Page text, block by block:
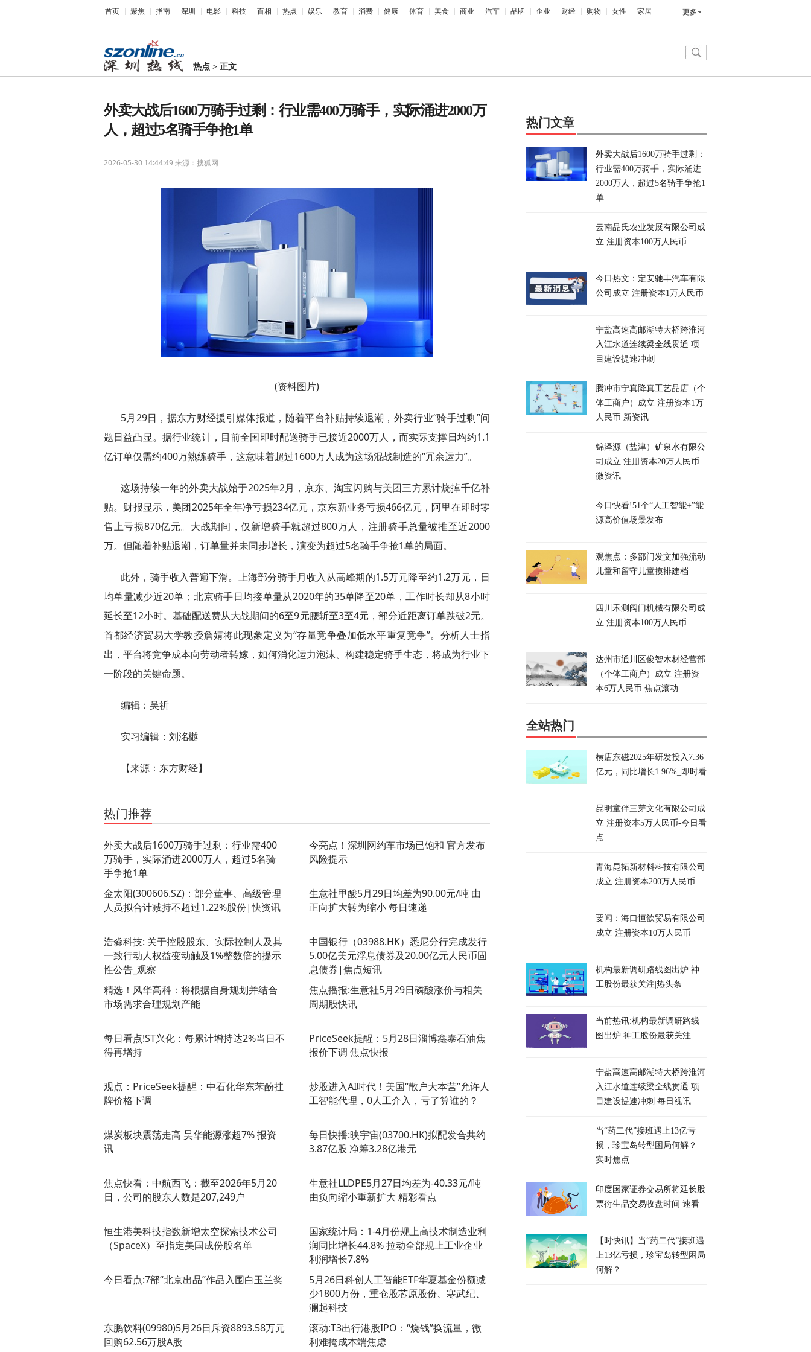
首页 聚焦 指南 深圳 电影 科技 百相 热点 娱乐 教育 消费 健康 体育 美食 商业 汽车 品牌 企业 财经 购物 女性 家居 更多
热点 >正文
外卖大战后1600万骑手过剩：行业需400万骑手，实际涌进2000万
人，超过5名骑手争抢1单
2026-05-30 14:44:49 来源：搜狐网
(资料图片)
5月29日，据东方财经援引媒体报道，随着平台补贴持续退潮，外卖行业“骑手过剩”问
题日益凸显。据行业统计，目前全国即时配送骑手已接近2000万人，而实际支撑日均约1.1
亿订单仅需约400万熟练骑手，这意味着超过1600万人成为这场混战制造的“冗余运力”。
这场持续一年的外卖大战始于2025年2月，京东、淘宝闪购与美团三方累计烧掉千亿补
贴。财报显示，美团2025年全年净亏损234亿元，京东新业务亏损466亿元，阿里在即时零
售上亏损870亿元。大战期间，仅新增骑手就超过800万人，注册骑手总量被推至近2000
万。但随着补贴退潮，订单量并未同步增长，演变为超过5名骑手争抢1单的局面。
此外，骑手收入普遍下滑。上海部分骑手月收入从高峰期的1.5万元降至约1.2万元，日
均单量减少近20单；北京骑手日均接单量从2020年的35单降至20单，工作时长却从8小时
延长至12小时。基础配送费从大战期间的6至9元腰斩至3至4元，部分近距离订单跌破2元。
首都经济贸易大学教授詹婧将此现象定义为“存量竞争叠加低水平重复竞争”。分析人士指
出，平台将竞争成本向劳动者转嫁，如何消化运力泡沫、构建稳定骑手生态，将成为行业下
一阶段的关键命题。
编辑：吴祈
实习编辑：刘洺樾
【来源：东方财经】
热门推荐
外卖大战后1600万骑手过剩：行业需400
万骑手，实际涌进2000万人，超过5名骑
手争抢1单
今亮点！深圳网约车市场已饱和 官方发布
风险提示
金太阳(300606.SZ)：部分董事、高级管理
人员拟合计减持不超过1.22%股份|快资讯
生意社甲酸5月29日均差为90.00元/吨 由
正向扩大转为缩小 每日速递
浩淼科技: 关于控股股东、实际控制人及其
一致行动人权益变动触及1%整数倍的提示
性公告_观察
中国银行（03988.HK）悉尼分行完成发行
5.00亿美元浮息债券及20.00亿元人民币固
息债券|焦点短讯
精选！风华高科：将根据自身规划并结合
市场需求合理规划产能
焦点播报:生意社5月29日磷酸涨价与相关
周期股快讯
每日看点!ST兴化：每累计增持达2%当日不
得再增持
PriceSeek提醒：5月28日淄博鑫泰石油焦
报价下调 焦点快报
观点：PriceSeek提醒：中石化华东苯酚挂
牌价格下调
炒股进入AI时代！美国“散户大本营”允许人
工智能代理，0人工介入，亏了算谁的？
煤炭板块震荡走高 昊华能源涨超7% 报资
讯
每日快播:映宇宙(03700.HK)拟配发合共约
3.87亿股 净筹3.28亿港元
焦点快看：中航西飞：截至2026年5月20
日，公司的股东人数是207,249户
生意社LLDPE5月27日均差为-40.33元/吨
由负向缩小重新扩大 精彩看点
恒生港美科技指数新增太空探索技术公司
（SpaceX）至指定美国成份股名单
国家统计局：1-4月份规上高技术制造业利
润同比增长44.8% 拉动全部规上工业企业
利润增长7.8%
今日看点:7部“北京出品”作品入围白玉兰奖
5月26日科创人工智能ETF华夏基金份额减
少1800万份，重仓股芯原股份、寒武纪、
澜起科技
东鹏饮料(09980)5月26日斥资8893.58万元
回购62.56万股A股
滚动:T3出行港股IPO：“烧钱”换流量，微
利难掩成本端焦虑
热门文章
外卖大战后1600万骑手过剩：
行业需400万骑手，实际涌进
2000万人，超过5名骑手争抢1
单
云南品氏农业发展有限公司成
立 注册资本100万人民币
今日热文：定安驰丰汽车有限
公司成立 注册资本1万人民币
宁盐高速高邮湖特大桥跨淮河
入江水道连续梁全线贯通 项
目建设提速冲刺
腾冲市宁真降真工艺品店（个
体工商户）成立 注册资本1万
人民币 新资讯
锦泽源（盐津）矿泉水有限公
司成立 注册资本20万人民币
微资讯
今日快看!51个“人工智能+”能
源高价值场景发布
观焦点：多部门发文加强流动
儿童和留守儿童摸排建档
四川禾测阀门机械有限公司成
立 注册资本100万人民币
达州市通川区俊智木材经营部
（个体工商户）成立 注册资
本6万人民币 焦点滚动
全站热门
横店东磁2025年研发投入7.36
亿元，同比增长1.96%_即时看
昆明童伴三芽文化有限公司成
立 注册资本5万人民币-今日看
点
青海昆拓新材料科技有限公司
成立 注册资本200万人民币
要闻：海口恒歆贸易有限公司
成立 注册资本10万人民币
机构最新调研路线图出炉 神
工股份最获关注|热头条
当前热讯:机构最新调研路线
图出炉 神工股份最获关注
宁盐高速高邮湖特大桥跨淮河
入江水道连续梁全线贯通 项
目建设提速冲刺 每日视讯
当“药二代”接班遇上13亿亏
损，珍宝岛转型困局何解？
实时焦点
印度国家证券交易所将延长股
票衍生品交易收盘时间 速看
【时快讯】当“药二代”接班遇
上13亿亏损，珍宝岛转型困局
何解？